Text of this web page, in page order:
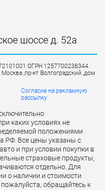
шоссе д. 52а
ОГРН 1257700238344.
,пр-кт Волгоградский ,дом
Согласие на рекламную
рассылку
каких условиях не
положениями
РФ. Все цены указаны с
и при условии покупки в
страховые продукты,
отдельно. Для
о наличии и стоимости
обращайтесь к